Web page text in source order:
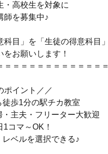
・高校生を対象に
師を募集中♪
科目」を「生徒の得意科目」
をお願いします！
＝＝＝＝＝＝＝＝＝＝＝＝＝
ポイント／／
徒歩1分の駅チカ教室
・主夫・フリーター大歓迎
コマ～OK！
レベルを選択できる♪